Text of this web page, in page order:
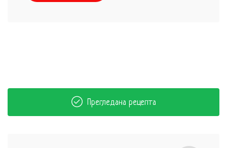
Прегледана рецепта